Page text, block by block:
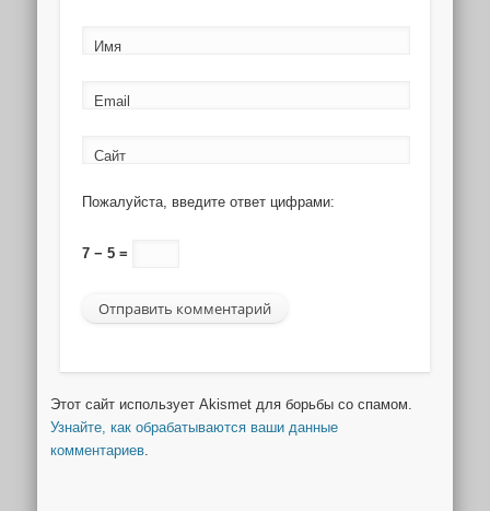
Имя
Email
Сайт
Пожалуйста, введите ответ цифрами:
7 − 5 =
Этот сайт использует Akismet для борьбы со спамом.
Узнайте, как обрабатываются ваши данные
комментариев